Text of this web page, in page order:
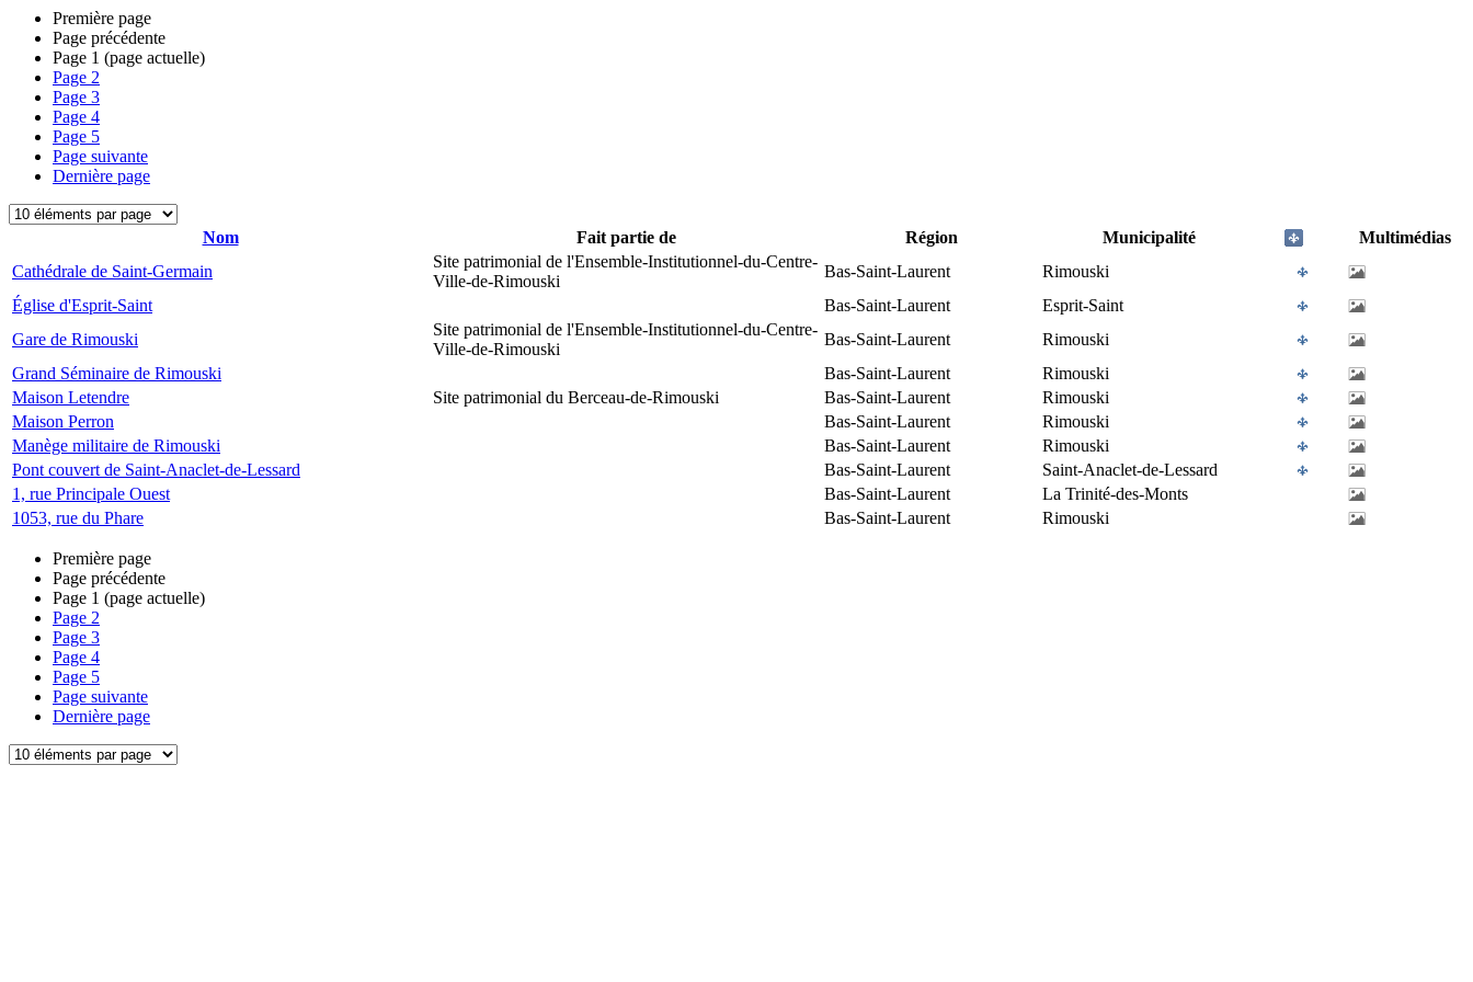
Première page
Page précédente
Page 1 (page actuelle)
Page 2
Page 3
Page 4
Page 5
Page suivante
Dernière page
Nom Fait partie de Région Municipalité
Multimédias
Cathédrale de Saint-Germain
Site patrimonial de l'Ensemble-Institutionnel-du-Centre-
Ville-de-Rimouski
Bas-Saint-Laurent
Rimouski
Église d'Esprit-Saint
Bas-Saint-Laurent
Esprit-Saint
Gare de Rimouski
Site patrimonial de l'Ensemble-Institutionnel-du-Centre-
Ville-de-Rimouski
Bas-Saint-Laurent
Rimouski
Grand Séminaire de Rimouski
Bas-Saint-Laurent
Rimouski
Maison Letendre
Site patrimonial du Berceau-de-Rimouski Bas-Saint-Laurent
Rimouski
Maison Perron
Bas-Saint-Laurent
Rimouski
Manège militaire de Rimouski
Bas-Saint-Laurent
Rimouski
Pont couvert de Saint-Anaclet-de-Lessard
Bas-Saint-Laurent
Saint-Anaclet-de-Lessard
1, rue Principale Ouest
Bas-Saint-Laurent
La Trinité-des-Monts
1053, rue du Phare
Bas-Saint-Laurent Rimouski
Première page
Page précédente
Page 1 (page actuelle)
Page 2
Page 3
Page 4
Page 5
Page suivante
Dernière page